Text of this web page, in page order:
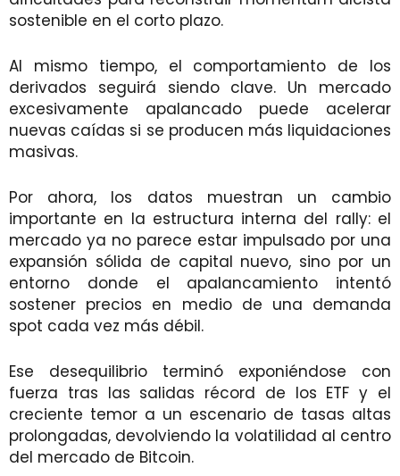
sostenible en el corto plazo.
Al mismo tiempo, el comportamiento de los
derivados seguirá siendo clave. Un mercado
excesivamente apalancado puede acelerar
nuevas caídas si se producen más liquidaciones
masivas.
Por ahora, los datos muestran un cambio
importante en la estructura interna del rally: el
mercado ya no parece estar impulsado por una
expansión sólida de capital nuevo, sino por un
entorno donde el apalancamiento intentó
sostener precios en medio de una demanda
spot cada vez más débil.
Ese desequilibrio terminó exponiéndose con
fuerza tras las salidas récord de los ETF y el
creciente temor a un escenario de tasas altas
prolongadas, devolviendo la volatilidad al centro
del mercado de Bitcoin.